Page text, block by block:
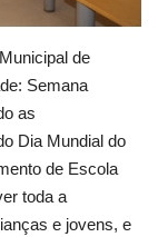
de
Semana
as
Dia Mundial do
de Escola
toda a
e jovens, e